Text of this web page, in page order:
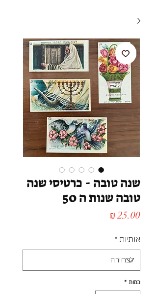
שנה טובה - כרטיסי שנה
טובה שנות ה 50
אותיות *
כמות *